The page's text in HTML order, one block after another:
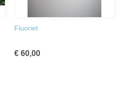
Fluoriet
€ 60,00